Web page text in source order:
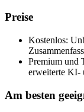
Preise
Kostenlos:
Premium und
erweiterte KI-
Am besten